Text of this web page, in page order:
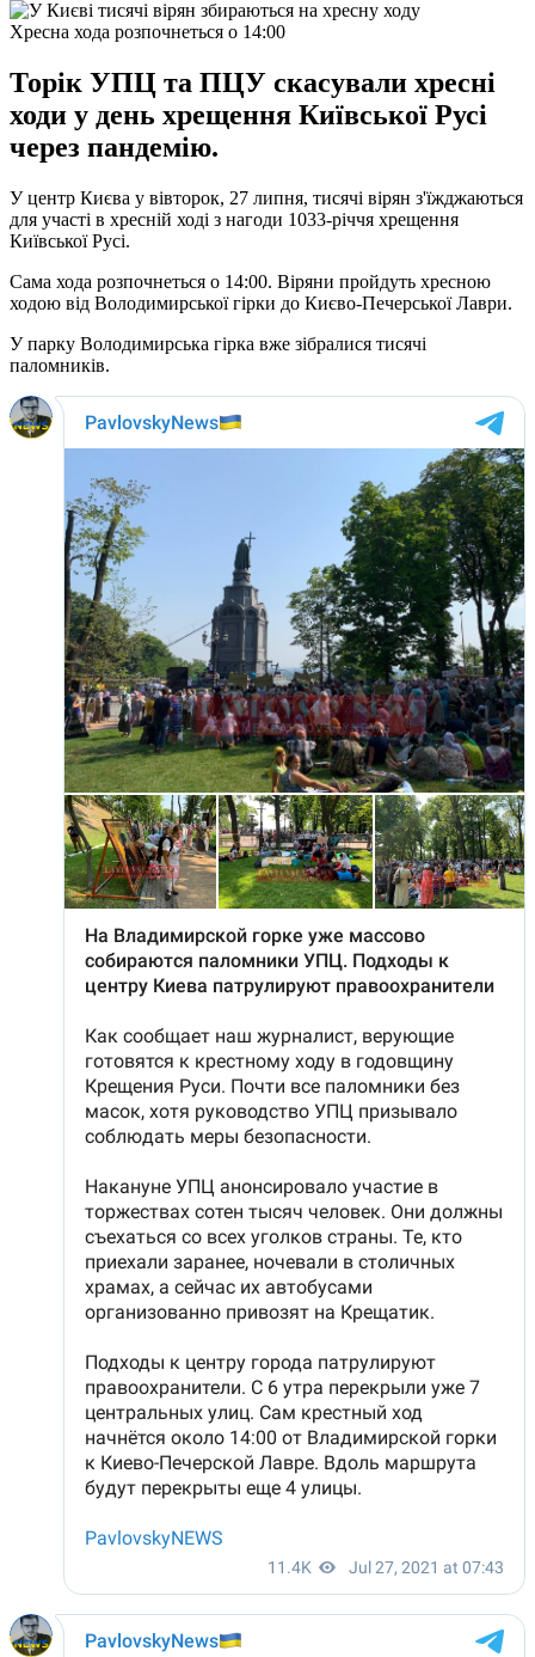
Хресна хода розпочнеться о 14:00
Торік УПЦ та ПЦУ скасували хресні
ходи у день хрещення Київської Русі
через пандемію.
У центр Києва у вівторок, 27 липня, тисячі вірян з'їжджаються
для участі в хресній ході з нагоди 1033-річчя хрещення
Київської Русі.
Сама хода розпочнеться о 14:00. Віряни пройдуть хресною
ходою від Володимирської гірки до Києво-Печерської Лаври.
У парку Володимирська гірка вже зібралися тисячі
паломників.